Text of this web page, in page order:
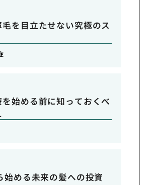
を目立たせない究極のス
始める前に知っておくべ
始める未来の髪への投資